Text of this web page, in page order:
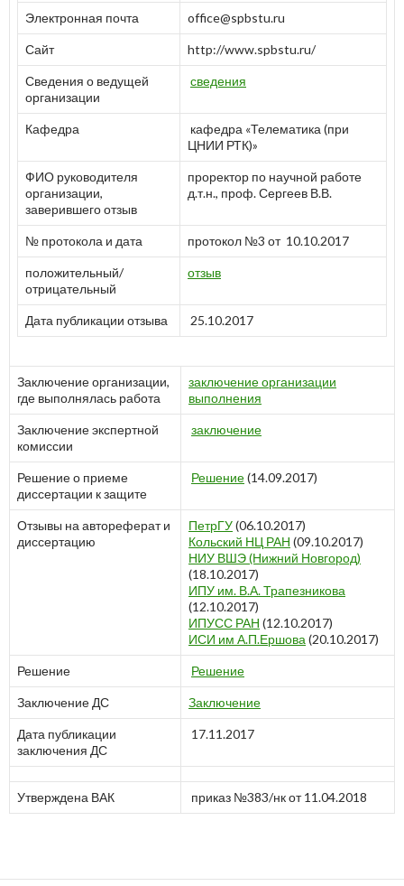
Электронная почта office@spbstu.ru
Сайт http://www.spbstu.ru/
Сведения о ведущей
организации
сведения
Кафедра
кафедра «Телематика (при
ЦНИИ РТК)»
ФИО руководителя
организации,
заверившего отзыв
проректор по научной работе
д.т.н., проф. Сергеев В.В.
№ протокола и дата протокол №3 от 10.10.2017
положительный/
отрицательный
отзыв
Дата публикации отзыва 25.10.2017
Заключение организации,
где выполнялась работа
заключение организации
выполнения
Заключение экспертной
комиссии
заключение
Решение о приеме
диссертации к защите
Решение(14.09.2017)
Отзывы на автореферат и
диссертацию
ПетрГУ(06.10.2017)
Кольский НЦ РАН (09.10.2017)
НИУ ВШЭ (Нижний Новгород)
(18.10.2017)
ИПУ им. В.А. Трапезникова
(12.10.2017)
ИПУСС РАН (12.10.2017)
ИСИ им А.П.Ершова (20.10.2017)
Решение Решение
Заключение ДС Заключение
Дата публикации
заключения ДС
17.11.2017
Утверждена ВАК приказ №383/нк от 11.04.2018